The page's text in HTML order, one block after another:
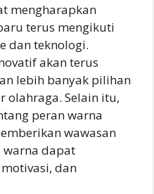
mengharapkan
terus mengikuti
dan teknologi.
akan terus
lebih banyak pilihan
olahraga. Selain itu,
peran warna
wawasan
dapat
dan